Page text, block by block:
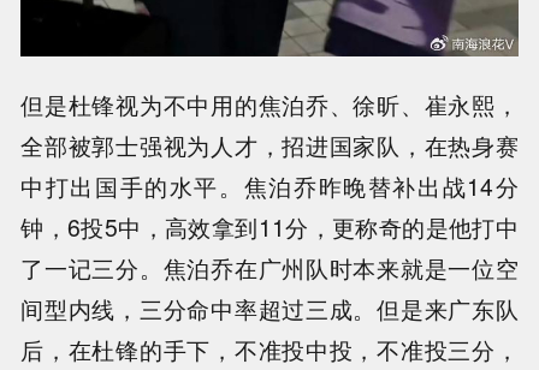
但是杜锋视为不中用的焦泊乔、徐昕、崔永熙，
全部被郭士强视为人才，招进国家队，在热身赛
中打出国手的水平。焦泊乔昨晚替补出战14分
钟，6投5中，高效拿到11分，更称奇的是他打中
了一记三分。焦泊乔在广州队时本来就是一位空
间型内线，三分命中率超过三成。但是来广东队
后，在杜锋的手下，不准投中投，不准投三分，